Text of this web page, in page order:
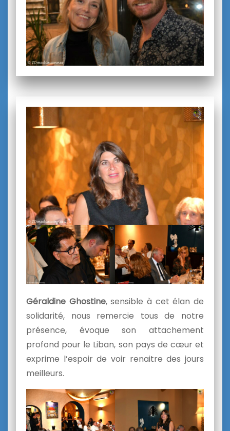
Géraldine Ghostine, sensible à cet élan de
solidarité, nous remercie tous de notre
présence, évoque son attachement
profond pour le Liban, son pays de cœur et
exprime l’espoir de voir renaitre des jours
meilleurs.